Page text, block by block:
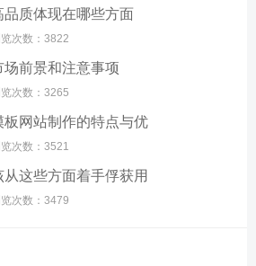
质体现在哪些方面
次数：3822
前景和注意事项
次数：3265
网站制作的特点与优
次数：3521
这些方面着手俘获用
次数：3479